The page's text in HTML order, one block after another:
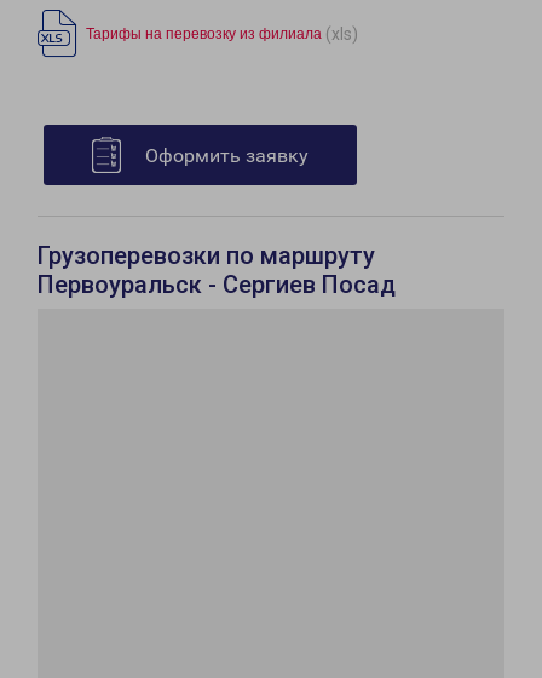
Тарифы на перевозку из филиала (xls)
Оформить заявку
Грузоперевозки по маршруту
Первоуральск - Сергиев Посад